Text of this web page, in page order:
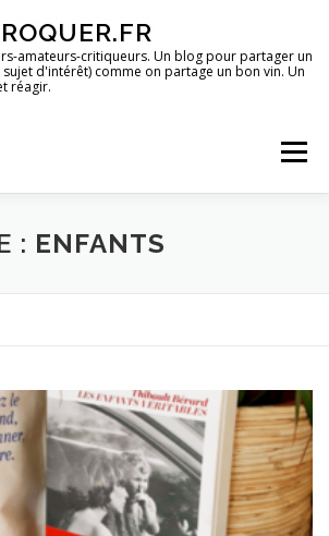
amateurs-critiqueurs. Un blog pour partager un
d'intérêt) comme on partage un bon vin. Un
réagir.
Menu
BLOG ? DES LIVRES
: ENFANTS